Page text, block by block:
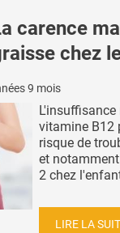
carence
chez
9 mois
vitamine B12
risque de
et
2 chez
LIRE LA